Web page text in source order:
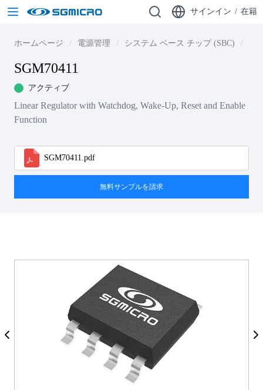
サインイン / 在籍
ホームページ 電源管理 システム ベース チップ (SBC)
SGM70411
アクティブ
Linear Regulator with Watchdog, Wake-Up, Reset and Enable
Function
SGM70411.pdf
無料サンプルを請求